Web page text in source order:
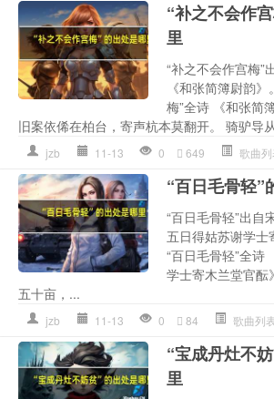
“补之不会作
里
“补之不会作宫梅”
《和张简簿尉韵
梅”全诗 《和张简
旧案依俙在柏台，寄声杭本莫翻开。 骑驴导
jzb 11-13 0 649 歌曲列
“百日毛骨轻”
“百日毛骨轻”出自
五日得姑苏谢学士
“百日毛骨轻”全诗
学士寄木兰堂官酝
五十亩，...
jzb 11-13 0 84 歌曲列
“宝成丹灶不
里